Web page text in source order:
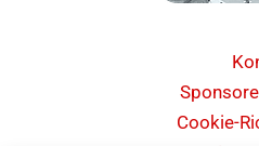
Cookie-